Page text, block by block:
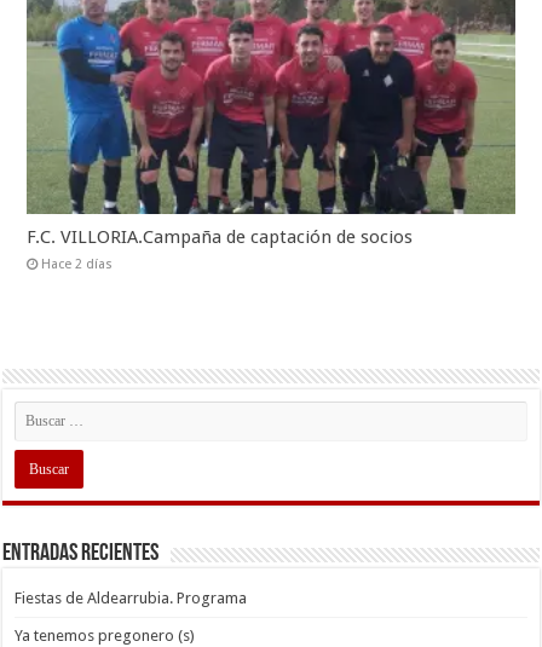
F.C. VILLORIA.Campaña de captación de socios
Hace 2 días
Entradas recientes
Fiestas de Aldearrubia. Programa
Ya tenemos pregonero (s)